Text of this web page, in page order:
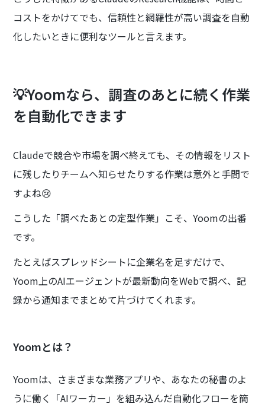
コストをかけてでも、信頼性と網羅性が高い調査を自動
化したいときに便利なツールと言えます。
💡Yoomなら、調査のあとに続く作業
を自動化できます
Claudeで競合や市場を調べ終えても、その情報をリスト
に残したりチームへ知らせたりする作業は意外と手間で
すよね😢
こうした「調べたあとの定型作業」こそ、Yoomの出番
です。
たとえばスプレッドシートに企業名を足すだけで、
Yoom上のAIエージェントが最新動向をWebで調べ、記
録から通知までまとめて片づけてくれます。
Yoomとは？
Yoomは、さまざまな業務アプリや、あなたの秘書のよ
うに働く「AIワーカー」を組み込んだ自動化フローを簡